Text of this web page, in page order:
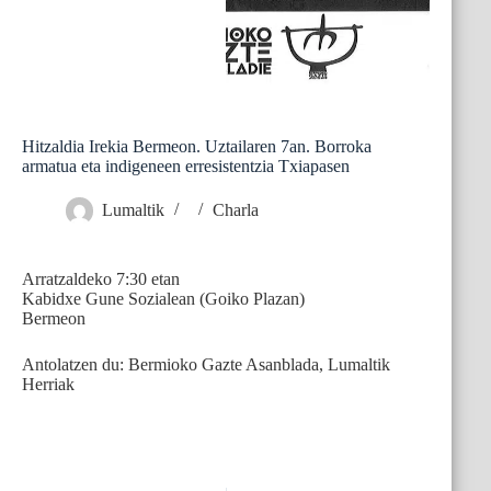
Hitzaldia Irekia Bermeon. Uztailaren 7an. Borroka
armatua eta indigeneen erresistentzia Txiapasen
Lumaltik Charla
Arratzaldeko 7:30 etan
Kabidxe Gune Sozialean (Goiko Plazan)
Bermeon
Antolatzen du: Bermioko Gazte Asanblada, Lumaltik
Herriak